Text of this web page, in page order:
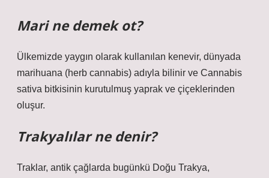
Mari ne demek ot?
Ülkemizde yaygın olarak kullanılan kenevir, dünyada
marihuana (herb cannabis) adıyla bilinir ve Cannabis
sativa bitkisinin kurutulmuş yaprak ve çiçeklerinden
oluşur.
Trakyalılar ne denir?
Traklar, antik çağlarda bugünkü Doğu Trakya,